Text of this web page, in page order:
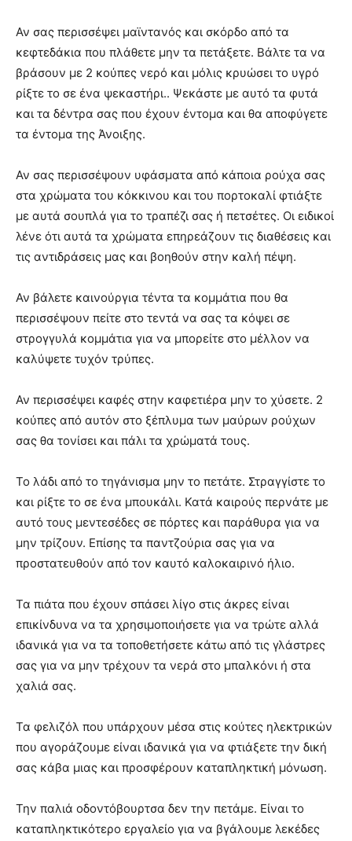
Αν σας περισσέψει μαϊντανός και σκόρδο από τα
κεφτεδάκια που πλάθετε μην τα πετάξετε. Βάλτε τα να
βράσουν με 2 κούπες νερό και μόλις κρυώσει το υγρό
ρίξτε το σε ένα ψεκαστήρι.. Ψεκάστε με αυτό τα φυτά
και τα δέντρα σας που έχουν έντομα και θα αποφύγετε
τα έντομα της Άνοιξης.
Αν σας περισσέψουν υφάσματα από κάποια ρούχα σας
στα χρώματα του κόκκινου και του πορτοκαλί φτιάξτε
με αυτά σουπλά για το τραπέζι σας ή πετσέτες. Οι ειδικοί
λένε ότι αυτά τα χρώματα επηρεάζουν τις διαθέσεις και
τις αντιδράσεις μας και βοηθούν στην καλή πέψη.
Αν βάλετε καινούργια τέντα τα κομμάτια που θα
περισσέψουν πείτε στο τεντά να σας τα κόψει σε
στρογγυλά κομμάτια για να μπορείτε στο μέλλον να
καλύψετε τυχόν τρύπες.
Αν περισσέψει καφές στην καφετιέρα μην το χύσετε. 2
κούπες από αυτόν στο ξέπλυμα των μαύρων ρούχων
σας θα τονίσει και πάλι τα χρώματά τους.
Το λάδι από το τηγάνισμα μην το πετάτε. Στραγγίστε το
και ρίξτε το σε ένα μπουκάλι. Κατά καιρούς περνάτε με
αυτό τους μεντεσέδες σε πόρτες και παράθυρα για να
μην τρίζουν. Επίσης τα παντζούρια σας για να
προστατευθούν από τον καυτό καλοκαιρινό ήλιο.
Τα πιάτα που έχουν σπάσει λίγο στις άκρες είναι
επικίνδυνα να τα χρησιμοποιήσετε για να τρώτε αλλά
ιδανικά για να τα τοποθετήσετε κάτω από τις γλάστρες
σας για να μην τρέχουν τα νερά στο μπαλκόνι ή στα
χαλιά σας.
Τα φελιζόλ που υπάρχουν μέσα στις κούτες ηλεκτρικών
που αγοράζουμε είναι ιδανικά για να φτιάξετε την δική
σας κάβα μιας και προσφέρουν καταπληκτική μόνωση.
Την παλιά οδοντόβουρτσα δεν την πετάμε. Είναι το
καταπληκτικότερο εργαλείο για να βγάλουμε λεκέδες